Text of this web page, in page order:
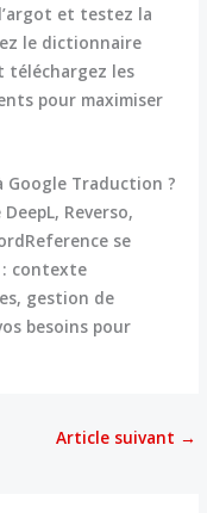
et testez la
le dictionnaire
téléchargez les
pour maximiser
Google Traduction ?
Reverso,
se
contexte
gestion de
besoins pour
Article suivant →